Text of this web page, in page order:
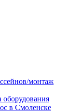
монтаж
оборудования
в Смоленске